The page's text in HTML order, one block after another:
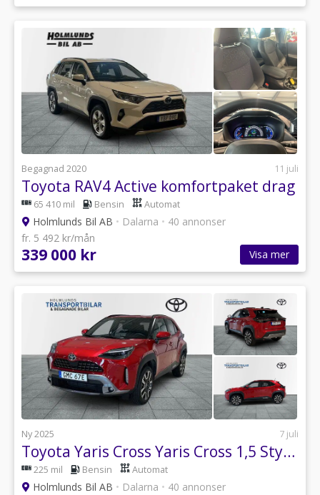
Begagnad 2020 11 juli
Toyota RAV4 Active komfortpaket drag
65 410 mil Bensin Automat
Holmlunds Bil AB • Dalarna • 40 annonser
fr. 5 492 kr/mån
339 000 kr Visa mer
Ny 2025 7 juli
Toyota Yaris Cross Yaris Cross 1,5 Style (130HK) vinterhjul
225 mil Bensin Automat
Holmlunds Bil AB • Dalarna • 40 annonser